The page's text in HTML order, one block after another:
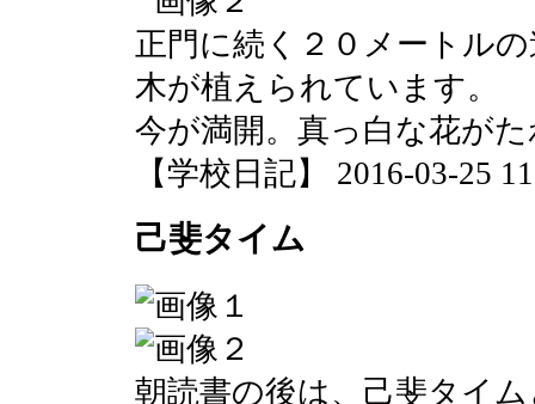
正門に続く２０メートル
木が植えられています。
今が満開。真っ白な花が
【学校日記】 2016-03-25
己斐タイム
朝読書の後は、己斐タイ